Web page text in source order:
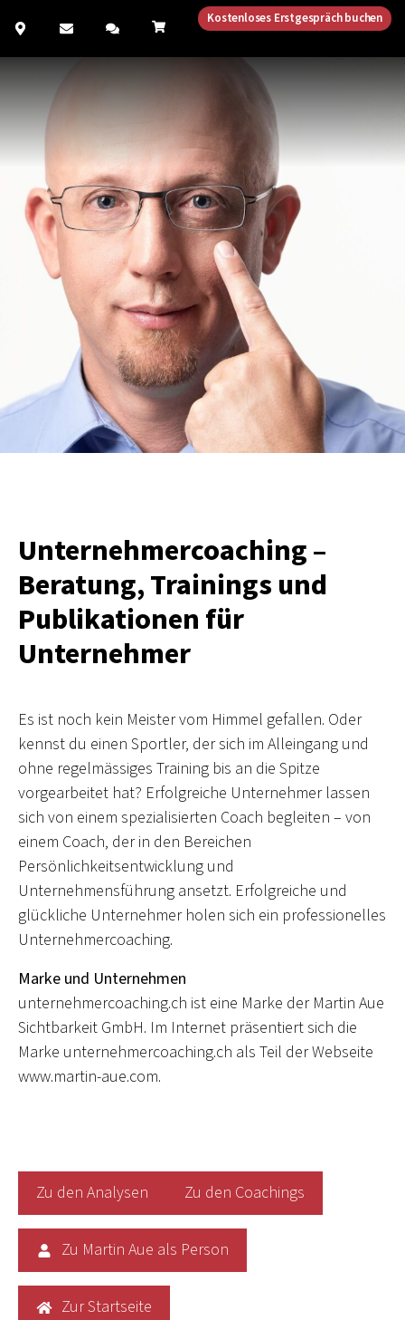
Kostenloses Erstgespräch buchen
Unternehmercoaching –
Beratung, Trainings und
Publikationen für
Unternehmer
Es ist noch kein Meister vom Himmel gefallen. Oder
kennst du einen Sportler, der sich im Alleingang und
ohne regelmässiges Training bis an die Spitze
vorgearbeitet hat? Erfolgreiche Unternehmer lassen
sich von einem spezialisierten Coach begleiten – von
einem Coach, der in den Bereichen
Persönlichkeitsentwicklung und
Unternehmensführung ansetzt. Erfolgreiche und
glückliche Unternehmer holen sich ein professionelles
Unternehmercoaching.
Marke und Unternehmen
unternehmercoaching.ch ist eine Marke der Martin Aue
Sichtbarkeit GmbH. Im Internet präsentiert sich die
Marke unternehmercoaching.ch als Teil der Webseite
www.martin-aue.com.
Zu den Analysen Zu den Coachings
Zu Martin Aue als Person
Zur Startseite